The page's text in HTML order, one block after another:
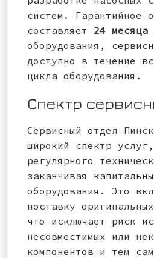
систем. Гарантийное
составляет 24 месяца
оборудования,
доступно в течение
цикла оборудования.
Спектр
Сервисный отдел
широкий спектр
регулярного
заканчивая
оборудования. Это
поставку
что исключает риск
несовместимых или
компонентов и тем